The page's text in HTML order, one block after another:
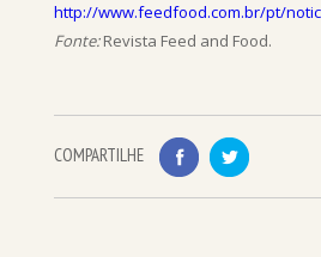
http://www.feedfood.com.br/pt/
Fonte:Revista Feed and Food.
COMPARTILHE